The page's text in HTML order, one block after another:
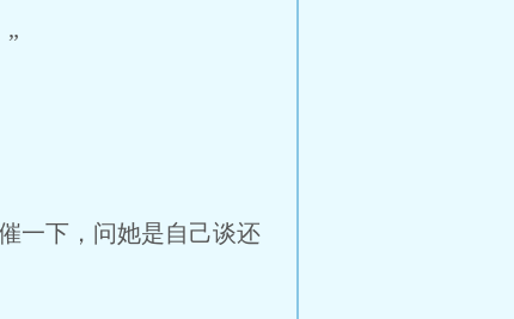
”
一下，问她是自己谈还